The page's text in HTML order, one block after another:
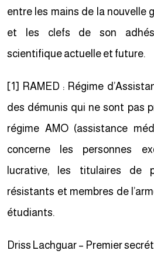
entre les mains de la nouvelle
et les clefs de son
scientifique actuelle et future.
[1] RAMED : Régime
des démunis qui ne sont pas
régime AMO (assistance
concerne les personnes
lucrative, les titulaires de
résistants et membres de
étudiants.
Driss Lachguar – Premier